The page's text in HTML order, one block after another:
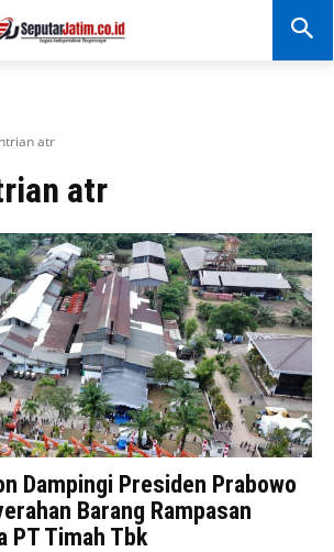
SEPUTAR JATIM
Portal Informasi Dan
atr
atr
Dampingi Presiden Prabowo
Barang Rampasan
PT Timah Tbk